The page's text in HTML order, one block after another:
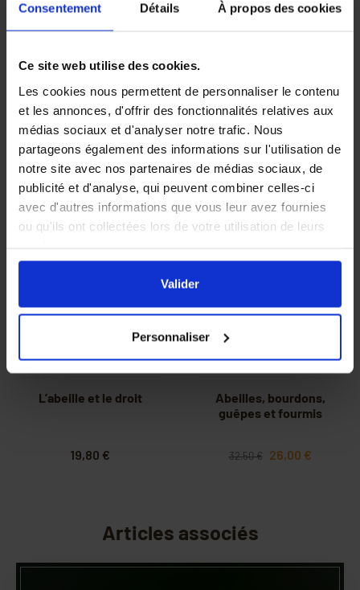
Consentement Détails À propos des cookies
Ce site web utilise des cookies.
Les cookies nous permettent de personnaliser le contenu
et les annonces, d'offrir des fonctionnalités relatives aux
médias sociaux et d'analyser notre trafic. Nous
partageons également des informations sur l'utilisation de
notre site avec nos partenaires de médias sociaux, de
publicité et d'analyse, qui peuvent combiner celles-ci
avec d'autres informations que vous leur avez fournies
ou qu'ils ont collectées lors de votre utilisation de leurs
En cliquant sur le boutonValidervous acceptez
l'ensemble des cookies de notre site ainsi que ceux de
nos partenaires. Vous pouvez également choisir les
Valider
Personnaliser
Produits associés
L’abeille et le droit
19,80 €
Abeilles, bourdons,
guêpes et fourmis
32,50 € 26,00 €
Articles associés